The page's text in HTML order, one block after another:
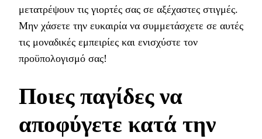
μετατρέψουν τις γιορτές σας σε αξέχαστες στιγμές.
Μην χάσετε την ευκαιρία να συμμετάσχετε σε αυτές
τις μοναδικές εμπειρίες και ενισχύστε τον
προϋπολογισμό σας!
Ποιες παγίδες να
αποφύγετε κατά την